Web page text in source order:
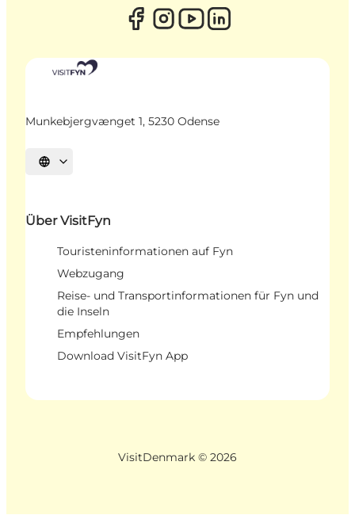
Munkebjergvænget 1, 5230 Odense
Sprache auswählen
Über VisitFyn
Touristeninformationen auf Fyn
Webzugang
Reise- und Transportinformationen für Fyn und
die Inseln
Empfehlungen
Download VisitFyn App
VisitDenmark © 2026